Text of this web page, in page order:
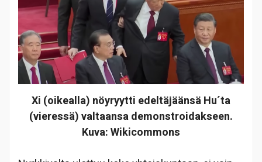
Xi (oikealla) nöyryytti edeltäjäänsä Hu´ta
(vieressä) valtaansa demonstroidakseen.
Kuva: Wikicommons